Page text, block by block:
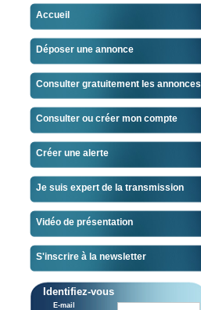
Accueil
Déposer une annonce
Consulter gratuitement les annonces
Consulter ou créer mon compte
Créer une alerte
Je suis expert de la transmission
Vidéo de présentation
S'inscrire à la newsletter
Identifiez-vous
E-mail